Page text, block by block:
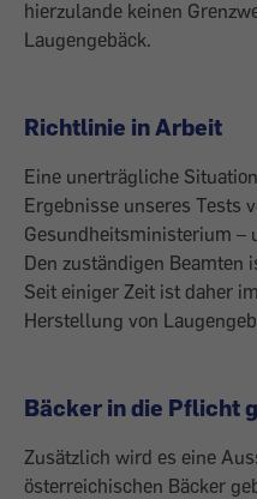
hierzulande keinen
Laugengebäck.
Richtlinie in Arbeit
Eine unerträgliche
Ergebnisse unseres Tests
Gesundheitsministerium –
Den zuständigen Beamten
Seit einiger Zeit ist daher
Herstellung von
Bäcker in die Pflicht
Zusätzlich wird es eine
österreichischen Bäcker